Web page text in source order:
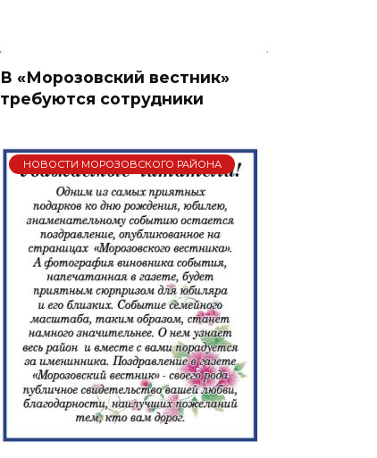
В «Морозовский вестник»
требуются сотрудники
НОВОСТИ МОРОЗОВСКОГО РАЙОНА